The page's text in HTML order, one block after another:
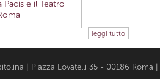
Pacis e il Teatro
leggi tutto
| Piazza Lovatelli 35 - 00186 Roma |